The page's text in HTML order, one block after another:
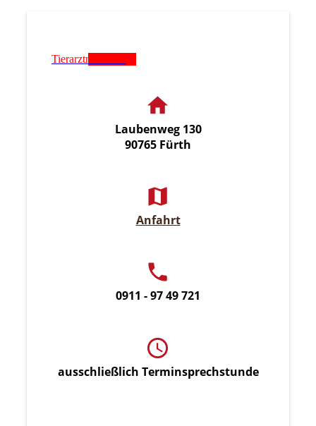
Tierarztnotdienst
Laubenweg 130
90765 Fürth
Anfahrt
0911 - 97 49 721
ausschließlich Terminsprechstunde